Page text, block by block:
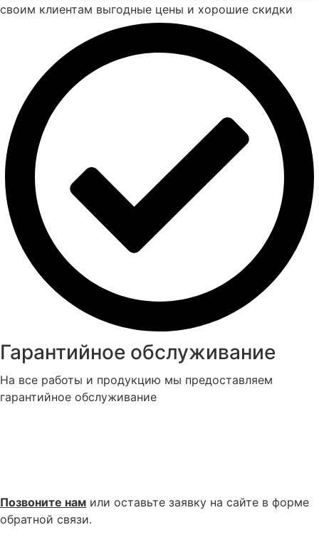
своим клиентам выгодные цены и хорошие скидки
Гарантийное обслуживание
На все работы и продукцию мы предоставляем
гарантийное обслуживание
Позвоните нам или оставьте заявку на сайте в форме
обратной связи.